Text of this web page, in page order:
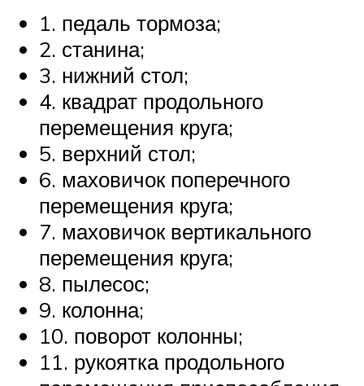
1. педаль тормоза;
2. станина;
3. нижний стол;
4. квадрат продольного
перемещения круга;
5. верхний стол;
6. маховичок поперечного
перемещения круга;
7. маховичок вертикального
перемещения круга;
8. пылесос;
9. колонна;
10. поворот колонны;
11. рукоятка продольного